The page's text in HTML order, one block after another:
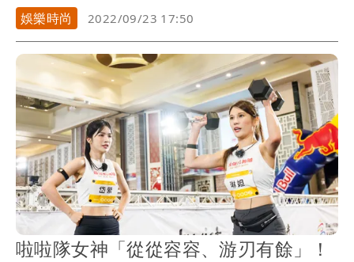
娛樂時尚
2022/09/23 17:50
啦啦隊女神「從從容容、游刃有餘」！